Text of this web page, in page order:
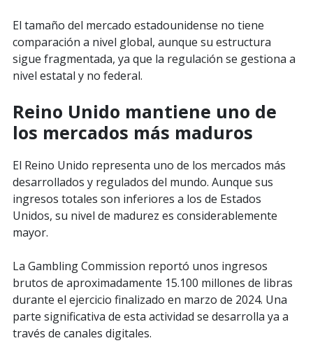
El tamaño del mercado estadounidense no tiene
comparación a nivel global, aunque su estructura
sigue fragmentada, ya que la regulación se gestiona a
nivel estatal y no federal.
Reino Unido mantiene uno de
los mercados más maduros
El Reino Unido representa uno de los mercados más
desarrollados y regulados del mundo. Aunque sus
ingresos totales son inferiores a los de Estados
Unidos, su nivel de madurez es considerablemente
mayor.
La Gambling Commission reportó unos ingresos
brutos de aproximadamente 15.100 millones de libras
durante el ejercicio finalizado en marzo de 2024. Una
parte significativa de esta actividad se desarrolla ya a
través de canales digitales.